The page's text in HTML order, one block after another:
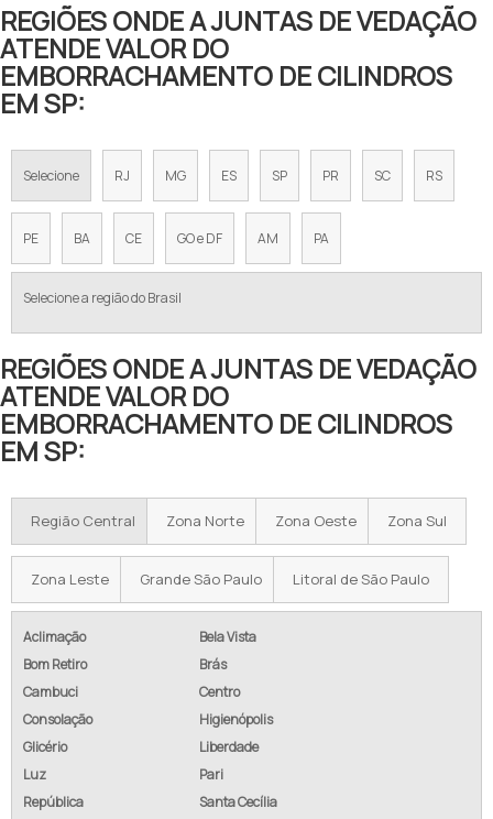
REGIÕES ONDE A JUNTAS DE VEDAÇÃO
ATENDE VALOR DO
EMBORRACHAMENTO DE CILINDROS
EM SP:
Selecione RJ MG ES SP PR SC RS
PE BA CE GO e DF AM PA
Selecione a região do Brasil
REGIÕES ONDE A JUNTAS DE VEDAÇÃO
ATENDE VALOR DO
EMBORRACHAMENTO DE CILINDROS
EM SP:
Região Central Zona Norte Zona Oeste Zona Sul
Zona Leste Grande São Paulo Litoral de São Paulo
Aclimação
Bela Vista
Bom Retiro
Brás
Cambuci
Centro
Consolação
Higienópolis
Glicério
Liberdade
Luz
Pari
República
Santa Cecília